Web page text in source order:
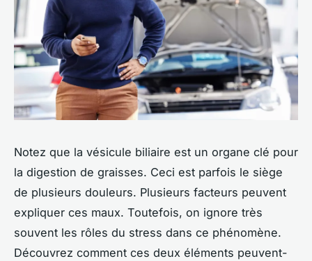
Notez que la vésicule biliaire est un organe clé pour
la digestion de graisses. Ceci est parfois le siège
de plusieurs douleurs. Plusieurs facteurs peuvent
expliquer ces maux. Toutefois, on ignore très
souvent les rôles du stress dans ce phénomène.
Découvrez comment ces deux éléments peuvent-